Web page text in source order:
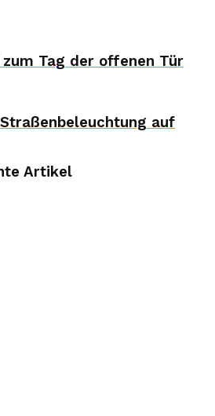
Tag der offenen Tür
auf
Artikel